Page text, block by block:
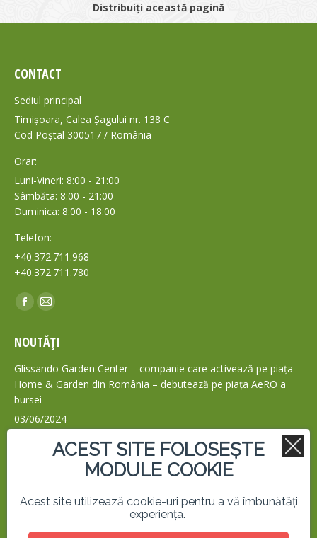
Distribuiți această pagină
CONTACT
Sediul principal
Timișoara, Calea Șagului nr. 138 C
Cod Poștal 300517 / România
Orar:
Luni-Vineri: 8:00 - 21:00
Sâmbăta: 8:00 - 21:00
Duminica: 8:00 - 18:00
Telefon:
+40.372.711.968
+40.372.711.780
Find us on:
NOUTĂȚI
Glissando Garden Center – companie care activează pe piața
Home & Garden din România – debutează pe piața AeRO a
bursei
03/06/2024
PACHETELE ANUALE DE TRATAMENTE CASAPLANT
29/04/2021
ACEST SITE FOLOSEȘTE
MODULE COOKIE
Acest site utilizează cookie-uri pentru a vă îmbunătăți
experiența.